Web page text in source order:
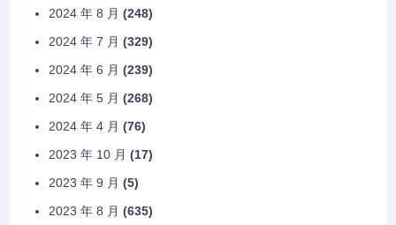
2024 年 8 月 (248)
2024 年 7 月 (329)
2024 年 6 月 (239)
2024 年 5 月 (268)
2024 年 4 月 (76)
2023 年 10 月 (17)
2023 年 9 月 (5)
2023 年 8 月 (635)